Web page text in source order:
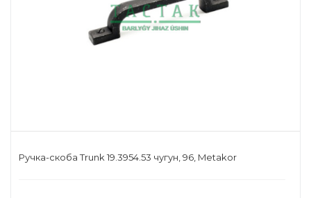
Ручка-скоба Trunk 19.3954.53 чугун, 96, Metakor